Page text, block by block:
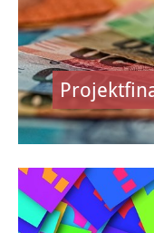
Stadtbücherei
Vereine
Vereine A-Z
Termine der Vereine
WIRTSCHAFT